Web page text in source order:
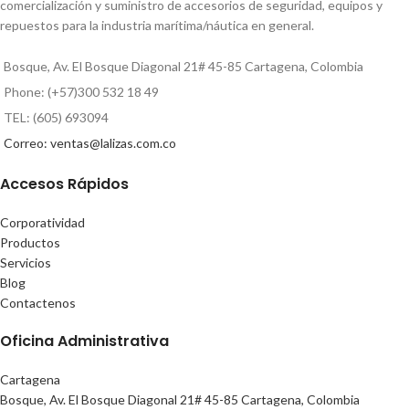
comercialización y suministro de accesorios de seguridad, equipos y
repuestos para la industria marítima/náutica en general.
Bosque, Av. El Bosque Diagonal 21# 45-85 Cartagena, Colombia
Phone: (+57)300 532 18 49
TEL: (605) 693094
Correo: ventas@lalizas.com.co
Accesos Rápidos
Corporatividad
Productos
Servicios
Blog
Contactenos
Oficina Administrativa
Cartagena
Bosque, Av. El Bosque Diagonal 21# 45-85 Cartagena, Colombia